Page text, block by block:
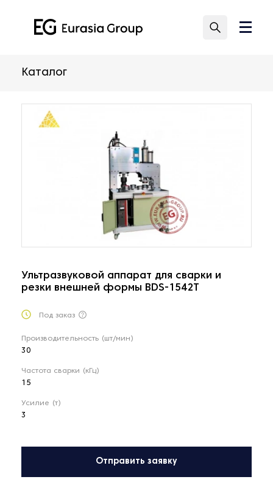
Каталог
Ультразвуковой аппарат для сварки и
резки внешней формы BDS-1542T
Под заказ
Производительность (шт/мин)
30
Частота сварки (кГц)
15
Усилие (т)
3
Отправить заявку